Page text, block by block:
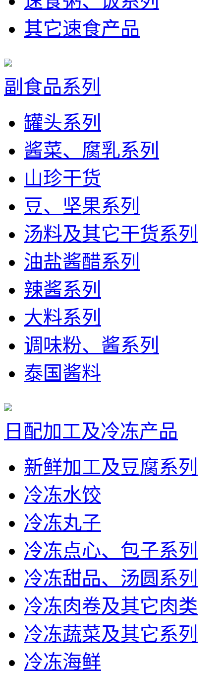
其它速食产品
副食品系列
罐头系列
酱菜、腐乳系列
山珍干货
豆、坚果系列
汤料及其它干货系列
油盐酱醋系列
辣酱系列
大料系列
调味粉、酱系列
泰国酱料
日配加工及冷冻产品
新鲜加工及豆腐系列
冷冻水饺
冷冻丸子
冷冻点心、包子系列
冷冻甜品、汤圆系列
冷冻肉卷及其它肉类
冷冻蔬菜及其它系列
冷冻海鲜